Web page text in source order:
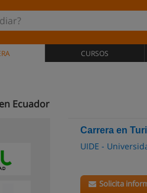
CURSOS
Ecuador
Carrera en
UIDE -
Solicita